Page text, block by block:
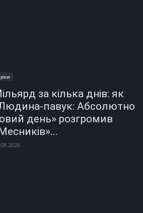
за кілька днів: як
павук: Абсолютно
день» розгромив